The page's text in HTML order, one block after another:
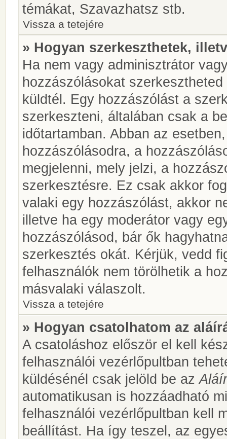
témákat, Szavazhatsz stb.
Vissza a tetejére
» Hogyan szerkeszthetek,
Ha nem vagy adminisztrátor
hozzászólásokat
küldtél. Egy hozzászólást a
szerkeszteni, általában csak a
időtartamban. Abban az
hozzászólásodra, a
megjelenni, mely jelzi, a
szerkesztésre. Ez csak akkor
valaki egy hozzászólást, akkor
illetve ha egy moderátor vagy
hozzászólásod, bár ők
szerkesztés okát. Kérjük, vedd
felhasználók nem törölhetik a
másvalaki válaszolt.
Vissza a tetejére
» Hogyan csatolhatom az
A csatoláshoz először el kell
felhasználói vezérlőpultban
küldésénél csak jelöld be az
automatikusan is hozzáadható
felhasználói vezérlőpultban kell
beállítást. Ha így teszel, az